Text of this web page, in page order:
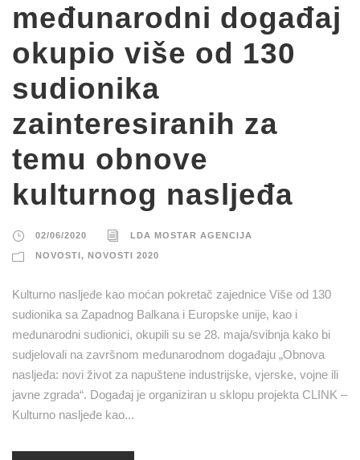
međunarodni događaj
okupio više od 130
sudionika
zainteresiranih za
temu obnove
kulturnog nasljeđa
02/06/2020 LDA MOSTAR AGENCIJA
NOVOSTI, NOVOSTI 2020
Kulturno nasljeđe kao moćan pokretač zajednice Više od 130
sudionika sa Zapadnog Balkana i Europske unije, kao i
međunarodni sudionici, okupili su se 28. maja/svibnja kako bi
sudjelovali na završnom međunarodnom događaju „Obnova
nasljeđa: novi život za napuštene industrijske, vjerske, vojne ili
javne zgrada“. Događaj je organiziran u sklopu projekta CLINK –
Kulturno nasljeđe kao...